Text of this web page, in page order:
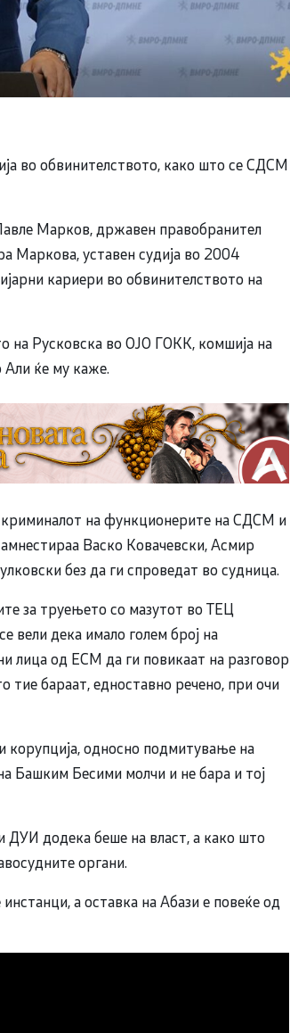
во обвинителството, како што се СДСМ
Марков, државен правобранител
Маркова, уставен судија во 2004
кариери во обвинителството на
на Русковска во ОЈО ГОКК, комшија на
Али ќе му каже.
криминалот на функционерите на СДСМ и
Васко Ковачевски, Асмир
без да ги спроведат во судница.
за труењето со мазутот во ТЕЦ
вели дека имало голем број на
лица од ЕСМ да ги повикаат на разговор
тие бараат, едноставно речено, при очи
корупција, односно подмитување на
Башким Бесими молчи и не бара и тој
додека беше на власт, а како што
органи.
а оставка на Абази е повеќе од